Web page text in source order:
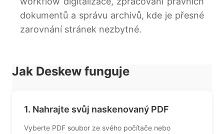
dokumentů a správu archivů, kde je přesné
zarovnání stránek nezbytné.
Jak Deskew funguje
1. Nahrajte svůj naskenovaný PDF
Vyberte PDF soubor ze svého počítače nebo